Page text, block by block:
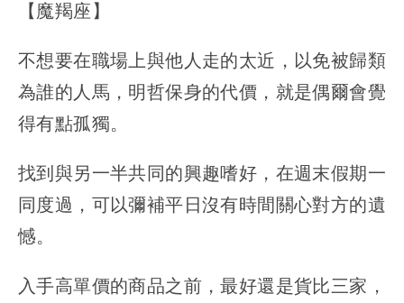
【魔羯座】
不想要在職場上與他人走的太近，以免被歸類
為誰的人馬，明哲保身的代價，就是偶爾會覺
得有點孤獨。
找到與另一半共同的興趣嗜好，在週末假期一
同度過，可以彌補平日沒有時間關心對方的遺
憾。
入手高單價的商品之前，最好還是貨比三家，